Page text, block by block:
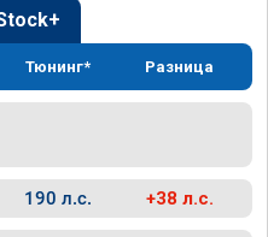
Тюнинг* Разница
190 л.с. +38 л.с.